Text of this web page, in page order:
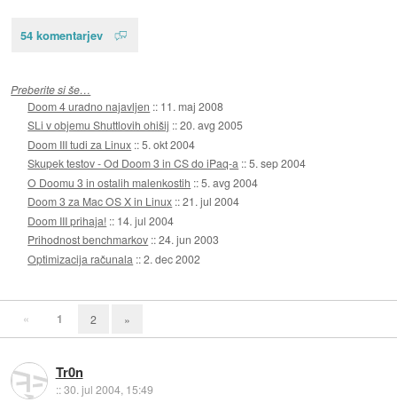
54 komentarjev
Preberite si še…
Doom 4 uradno najavljen :: 11. maj 2008
SLi v objemu Shuttlovih ohišij ::20. avg 2005
Doom III tudi za Linux ::5. okt 2004
Skupek testov - Od Doom 3 in CS do iPaq-a ::5. sep 2004
O Doomu 3 in ostalih malenkostih ::5. avg 2004
Doom 3 za Mac OS X in Linux ::21. jul 2004
Doom III prihaja! :: 14. jul 2004
Prihodnost benchmarkov ::24. jun 2003
Optimizacija računala ::2. dec 2002
« 1 2 »
Tr0n
::30. jul 2004, 15:49